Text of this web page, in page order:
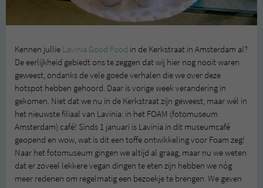
Kennen jullie Lavinia Good Food in de Kerkstraat in Amsterdam al?
De eerlijkheid gebiedt ons te zeggen dat wij hier nog nooit waren
geweest, ondanks de vele goede verhalen die we over deze
hotspot hebben gehoord. Daar is vorige week verandering in
gekomen. Niet dat we nu in de Kerkstraat zijn geweest, maar wél in
het nieuwste filiaal van Lavinia: in het FOAM (fotomuseum
Amsterdam) café! Sinds 1 januari is Lavinia in dit museumcafé
geopend en wow, wat is dit een toffe ontwikkeling voor Foam zeg!
Naar het fotomuseum gingen we altijd al graag, maar nu we weten
dat er zoveel lekkere vegan dingen te eten zijn hebben we nóg
meer redenen om regelmatig een bezoekje te brengen. We geven